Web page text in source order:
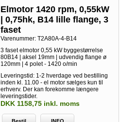
Elmotor 1420 rpm, 0,55kW
| 0,75hk, B14 lille flange, 3
faset
Varenummer:T2A80A-4-B14
3 faset elmotor 0,55 kW byggestørrelse
80B14 | aksel 19mm | udvendig flange ø
120mm | 4 polet - 1420 o/min
Leveringstid: 1-2 hverdage ved bestilling
inden kl. 11.00 - el motor sælges kun til
erhverv. Der kan forekomme længere
leveringstider.
DKK 1158,75 inkl. moms